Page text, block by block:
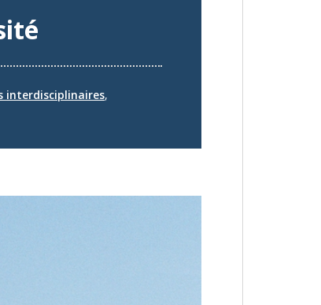
interdisciplinaires,